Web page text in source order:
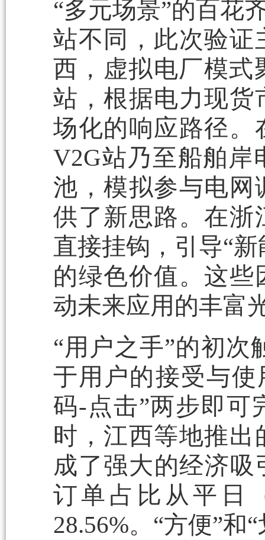
“多元场景”的百花
站不同，此次验证
西，虚拟电厂模式
站，根据电力现货
场化的响应路径。
V2G站乃至船舶岸
池，模拟参与电网
供了新思路。在浙
直接挂钩，引导“
的绿色价值。这
动未来应用的丰富
“用户之手”的初次
于用户的接受与使
码-点击”两步即可
时，江西等地推
成了强大的经济
订单占比从平日
28.56%。“方便”和